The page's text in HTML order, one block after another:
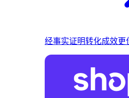
经事实证明转化成效更